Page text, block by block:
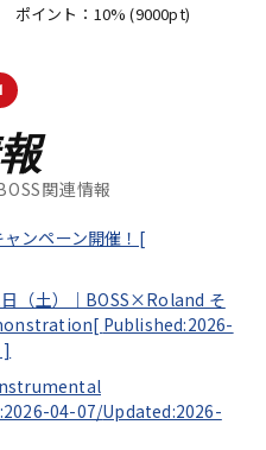
ポイント：10%(9000pt)
関連情報
ャンペーン開催！[
日（土）｜BOSS×Roland そ
Published:2026-
]
04-07/Updated:2026-